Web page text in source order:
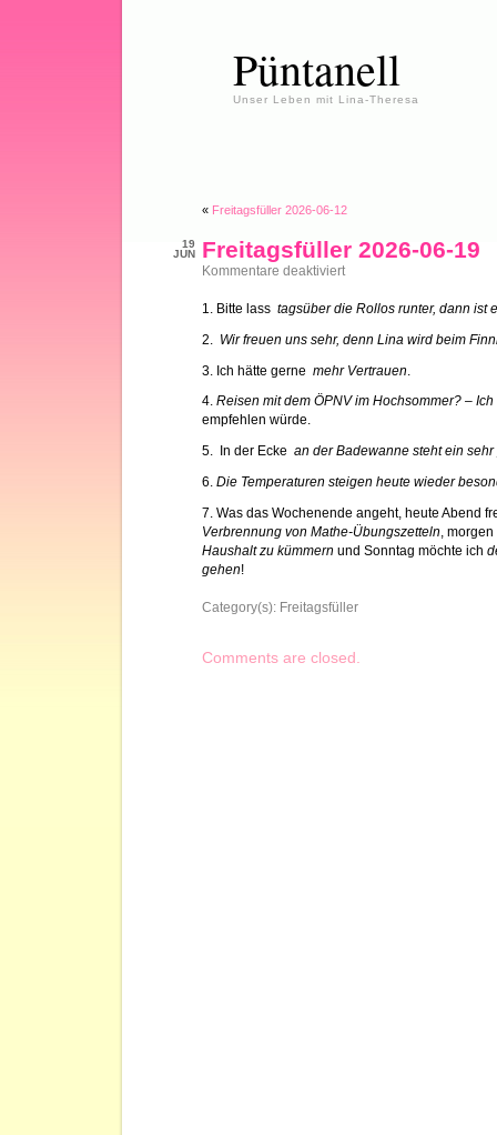
Püntanell
Unser Leben mit Lina-Theresa
« Freitagsfüller 2026-06-12
19
JUN
Freitagsfüller 2026-06-19
Kommentare deaktiviertfür
06-
1. Bitte lass tagsüber die Rollos runter, dann ist
2. Wir freuen uns sehr, denn Lina wird beim
3. Ich hätte gerne mehr Vertrauen
4. Reisen mit dem ÖPNV im Hochsommer? –
empfehlen würde.
5. In der Ecke an der Badewanne steht ein
6. Die Temperaturen steigen heute wieder
7. Was das Wochenende angeht, heute Abend
Verbrennung von Mathe-Übungszetteln ,
Haushalt zu kümmern und Sonntag möchte ich
gehen!
Category(s): Freitagsfüller
Comments are closed.